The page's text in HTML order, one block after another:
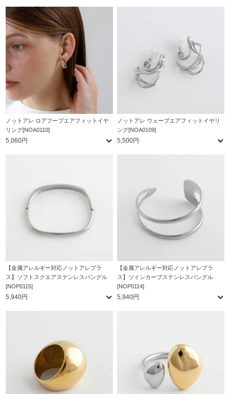
ノットアレ ロアフープエアフィットイヤ
リング[NOA0110]
5,060円
ノットアレ ウェーブエアフィットイヤリ
ング[NOA0109]
5,500円
【金属アレルギー対応ノットアレプラ
ス】ソフトスクエアステンレスバングル
[NOP0115]
5,940円
【金属アレルギー対応ノットアレプラ
ス】ツインカーブステンレスバングル
[NOP0114]
5,940円